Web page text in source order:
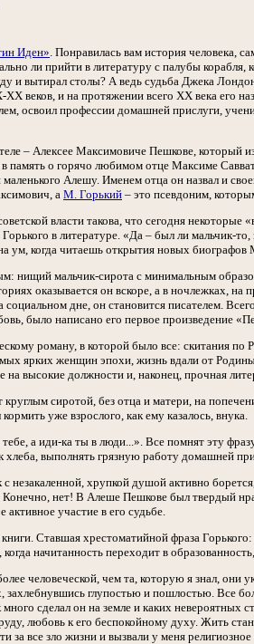
Иден». Понравилась вам история человека,
ли прийти в литературу с палубы
и вытирал столы? А ведь судьба Джека
веков, и на протяжении всего XX века его
освоил профессии домашней прислуги,
– Алексее Максимовиче Пешкове, который
о горячо любимом отце Максиме
Алешу. Именем отца он назвал и
а М. Горький – это псевдоним,
власти такова, что сегодня
в литературе. «Да – был ли мальчик-
ум, когда читаешь открытия новых биографов
нищий мальчик-сирота с минимальным
оказывается он вскоре, а в ночлежках,
дне, он становится писателем.
было написано его первое произведение
роману, в которой было все: скитания
ярких женщин эпохи, жизнь вдали от
на высокие должности и, наконец, прочная
сиротой, без отца и матери, на
уже взрослого, как ему казалось, внука.
а иди-ка ты в люди...». Все помнят эту
выполнять грязную работу домашней
хрупкой душой активно
нет! В Алеше Пешкове был твердый
участие в его судьбе.
Ставшая хрестоматийной фраза
начитанность переходит в
человеческой, чем та, которую я знал, они
захлебнувшись глупостью и пошлостью. Все
сделал он на земле и каких
любовь к его беспокойному духу. Жить
за все зло жизни и вызвали у меня